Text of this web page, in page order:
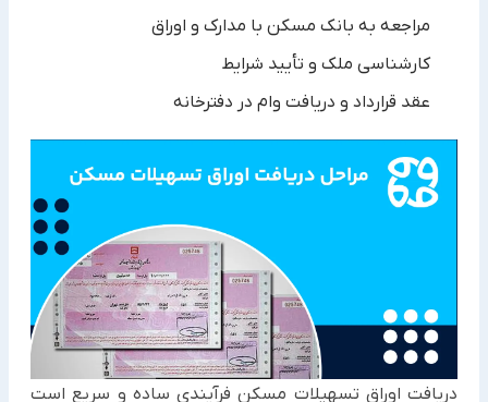
مراجعه به بانک مسکن با مدارک و اوراق
کارشناسی ملک و تأیید شرایط
عقد قرارداد و دریافت وام در دفترخانه​
دریافت اوراق تسهیلات مسکن فرآیندی ساده و سریع است